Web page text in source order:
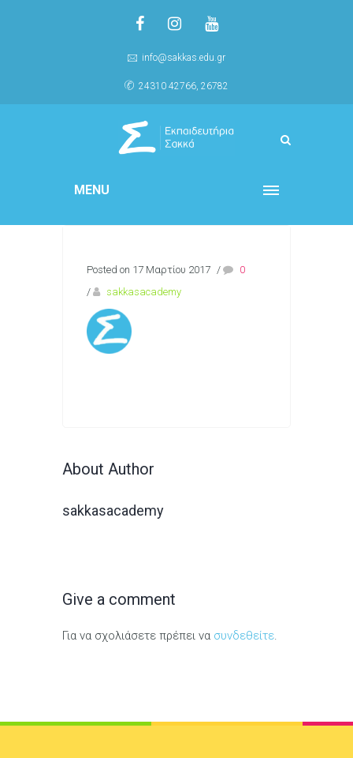
info@sakkas.edu.gr
24310 42766, 26782
MENU
Posted on 17 Μαρτίου 2017 /
0
/
sakkasacademy
About Author
sakkasacademy
Give a comment
Για να σχολιάσετε πρέπει να συνδεθείτε.